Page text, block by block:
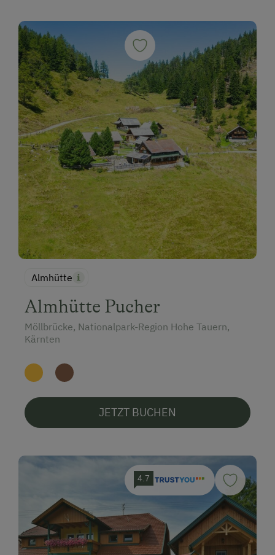
Almhütte
Almhütte Pucher
Möllbrücke, Nationalpark-Region Hohe Tauern,
Kärnten
JETZT BUCHEN
4.7